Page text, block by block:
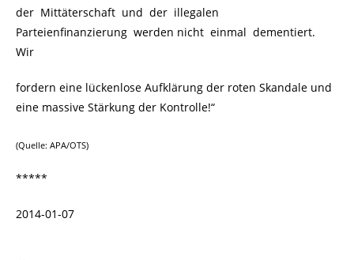
der Mittäterschaft und der illegalen
Parteienfinanzierung werden nicht einmal dementiert.
Wir
fordern eine lückenlose Aufklärung der roten Skandale und
eine massive Stärkung der Kontrolle!“
(Quelle: APA/OTS)
*****
2014-01-07